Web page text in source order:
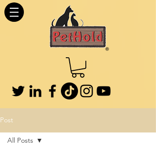
Post
All Posts